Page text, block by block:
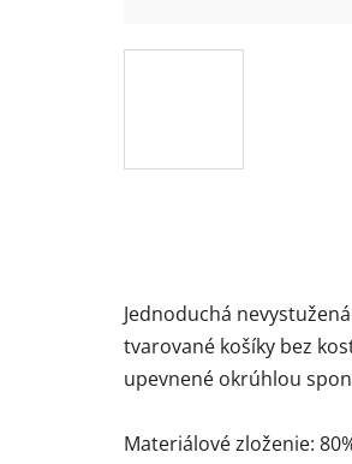
Jednoduchá
tvarované košíky bez
upevnené okrúhlou
Materiálové zloženie: